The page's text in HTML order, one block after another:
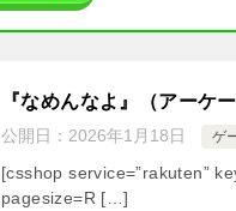
『なめんなよ』（アーケ
公開日： 2026年1月18日 ゲ
[csshop service=”rakuten”
pagesize=R […]